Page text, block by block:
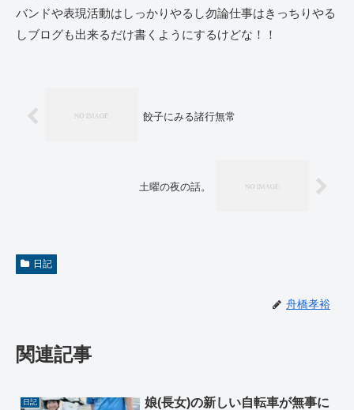
バンドや表現活動はしっかりやるし勿論仕事はきっちりやる
しブログも出来るだけ書くようにするけどな！！
餃子にみる諸行無常
土曜の夜の話。
日記
舟橋孝裕
関連記事
日記
娘(長女)の新しい自転車が無事に